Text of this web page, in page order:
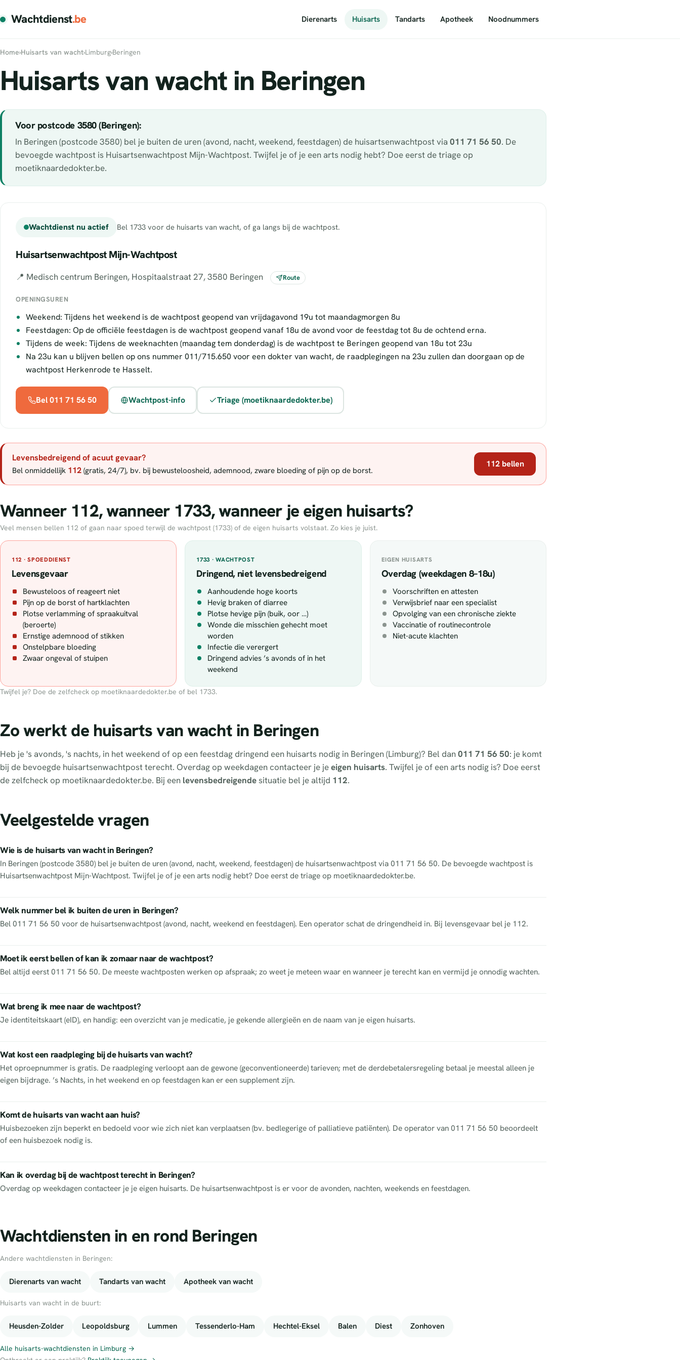
Wachtdienst.be Dierenarts Huisarts Tandarts Apotheek Noodnummers
Home›Huisarts van wacht›Limburg›Beringen
Huisarts van wacht in Beringen
Voor postcode 3580 (Beringen):
In Beringen (postcode 3580) bel je buiten de uren (avond, nacht, weekend, feestdagen) de huisartsenwachtpost via 011 71 56 50. De
bevoegde wachtpost is Huisartsenwachtpost Mijn-Wachtpost. Twijfel je of je een arts nodig hebt? Doe eerst de triage op
moetiknaardedokter.be.
Wachtdienst nu actief Bel 1733 voor de huisarts van wacht, of ga langs bij de wachtpost.
Huisartsenwachtpost Mijn-Wachtpost
📍 Medisch centrum Beringen, Hospitaalstraat 27, 3580 Beringen Route
OPENINGSUREN
Weekend: Tijdens het weekend is de wachtpost geopend van vrijdagavond 19u tot maandagmorgen 8u
Feestdagen: Op de officiële feestdagen is de wachtpost geopend vanaf 18u de avond voor de feestdag tot 8u de ochtend erna.
Tijdens de week: Tijdens de weeknachten (maandag tem donderdag) is de wachtpost te Beringen geopend van 18u tot 23u
Na 23u kan u blijven bellen op ons nummer 011/715.650 voor een dokter van wacht, de raadplegingen na 23u zullen dan doorgaan op de
wachtpost Herkenrode te Hasselt.
Bel 011 71 56 50 Wachtpost-info Triage (moetiknaardedokter.be)
Levensbedreigend of acuut gevaar?
Bel onmiddellijk 112 (gratis, 24/7), bv. bij bewusteloosheid, ademnood, zware bloeding of pijn op de borst.
112 bellen
Wanneer 112, wanneer 1733, wanneer je eigen huisarts?
Veel mensen bellen 112 of gaan naar spoed terwijl de wachtpost (1733) of de eigen huisarts volstaat. Zo kies je juist.
112 · SPOEDDIENST
Levensgevaar
Bewusteloos of reageert niet
Pijn op de borst of hartklachten
Plotse verlamming of spraakuitval
(beroerte)
Ernstige ademnood of stikken
Onstelpbare bloeding
Zwaar ongeval of stuipen
1733 · WACHTPOST
Dringend, niet levensbedreigend
Aanhoudende hoge koorts
Hevig braken of diarree
Plotse hevige pijn (buik, oor …)
Wonde die misschien gehecht moet
worden
Infectie die verergert
Dringend advies ’s avonds of in het
weekend
EIGEN HUISARTS
Overdag (weekdagen 8–18u)
Voorschriften en attesten
Verwijsbrief naar een specialist
Opvolging van een chronische ziekte
Vaccinatie of routinecontrole
Niet-acute klachten
Twijfel je? Doe de zelfcheck op moetiknaardedokter.be of bel 1733.
Zo werkt de huisarts van wacht in Beringen
Heb je 's avonds, 's nachts, in het weekend of op een feestdag dringend een huisarts nodig in Beringen (Limburg)? Bel dan011 71 56 50: je komt
bij de bevoegde huisartsenwachtpost terecht. Overdag op weekdagen contacteer je jeeigen huisarts. Twijfel je of een arts nodig is? Doe eerst
de zelfcheck op moetiknaardedokter.be. Bij een levensbedreigendesituatie bel je altijd 112.
Veelgestelde vragen
Wie is de huisarts van wacht in Beringen?
In Beringen (postcode 3580) bel je buiten de uren (avond, nacht, weekend, feestdagen) de huisartsenwachtpost via 011 71 56 50. De bevoegde wachtpost is
Huisartsenwachtpost Mijn-Wachtpost. Twijfel je of je een arts nodig hebt? Doe eerst de triage op moetiknaardedokter.be.
Welk nummer bel ik buiten de uren in Beringen?
Bel 011 71 56 50 voor de huisartsenwachtpost (avond, nacht, weekend en feestdagen). Een operator schat de dringendheid in. Bij levensgevaar bel je 112.
Moet ik eerst bellen of kan ik zomaar naar de wachtpost?
Bel altijd eerst 011 71 56 50. De meeste wachtposten werken op afspraak; zo weet je meteen waar en wanneer je terecht kan en vermijd je onnodig wachten.
Wat breng ik mee naar de wachtpost?
Je identiteitskaart (eID), en handig: een overzicht van je medicatie, je gekende allergieën en de naam van je eigen huisarts.
Wat kost een raadpleging bij de huisarts van wacht?
Het oproepnummer is gratis. De raadpleging verloopt aan de gewone (geconventioneerde) tarieven; met de derdebetalersregeling betaal je meestal alleen je
eigen bijdrage. ’s Nachts, in het weekend en op feestdagen kan er een supplement zijn.
Komt de huisarts van wacht aan huis?
Huisbezoeken zijn beperkt en bedoeld voor wie zich niet kan verplaatsen (bv. bedlegerige of palliatieve patiënten). De operator van 011 71 56 50 beoordeelt
of een huisbezoek nodig is.
Kan ik overdag bij de wachtpost terecht in Beringen?
Overdag op weekdagen contacteer je je eigen huisarts. De huisartsenwachtpost is er voor de avonden, nachten, weekends en feestdagen.
Wachtdiensten in en rond Beringen
Andere wachtdiensten in Beringen:
Dierenarts van wacht Tandarts van wacht Apotheek van wacht
Huisarts van wacht in de buurt:
Heusden-Zolder Leopoldsburg Lummen Tessenderlo-Ham Hechtel-Eksel Balen Diest Zonhoven
Alle huisarts-wachtdiensten in Limburg →